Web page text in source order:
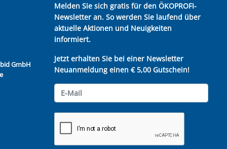
GmbH
Melden Sie sich gratis für den ÖKOPROFI-
Newsletter an. So werden Sie laufend über
aktuelle Aktionen und Neuigkeiten
informiert.
Jetzt erhalten Sie bei einer Newsletter
Neuanmeldung einen € 5,00 Gutschein!